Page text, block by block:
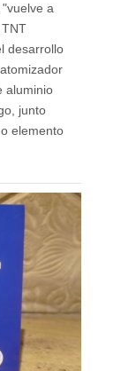
a
desarrollo
aluminio
junto
elemento